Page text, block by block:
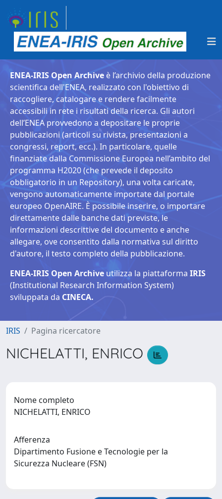
ENEA-IRIS Open Archive è l’archivio della produzione
scientifica dell'ENEA, realizzato con l'obiettivo di
raccogliere, catalogare e rendere facilmente
accessibili in rete i risultati della ricerca. Gli autori
dell’ENEA provvedono a depositare le proprie
pubblicazioni (articoli su rivista, presentazioni a
congressi, report, ecc.). In particolare, quelle
finanziate dalla Commissione Europea nell’ambito del
programma H2020 (che prevede il deposito
obbligatorio in un Repository), una volta caricate,
vengono automaticamente importate dal portale
europeo OpenAIRE. È possibile inserire, o importare
direttamente dalle banche dati previste, le
informazioni descrittive del documento e anche
allegare, ove consentito dalla normativa sul diritto
d'autore, il testo completo della pubblicazione.
ENEA-IRIS Open Archive utilizza la piattaforma IRIS
(Institutional Research Information System)
sviluppata da CINECA.
IRIS Pagina ricercatore
NICHELATTI, ENRICO
Nome completo
NICHELATTI, ENRICO
Afferenza
Dipartimento Fusione e Tecnologie per la
Sicurezza Nucleare (FSN)